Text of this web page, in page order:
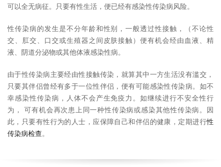
可以全无病征。只要有性生活，便已经有感染性传染病风险。
性传染病的发生是不分年龄和性别，一般透过性接触，（不论性
交、肛交、口交或生殖器之间皮肤接触）便有机会经由血液、精
液、阴道分泌物或其他体液感染性病。
由于性传染病主要经由性接触传染，就算其中一方生活没有滥交，
只要其伴侣曾经有多于一位性伴侣，便有可能感染性传染病。如不
幸感染性传染病，人体不会产生免疫力。如继续进行不安全性行
为， 可有机会再次患上同一种性传染病或感染其他性传染病。因
此，只要有性行为的人士，应保障自己和伴侣的健康，定期进行性
传染病检查。